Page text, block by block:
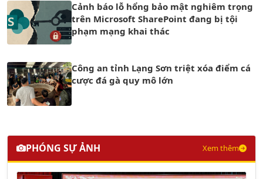
Cảnh báo lỗ hổng bảo mật nghiêm trọng
trên Microsoft SharePoint đang bị tội
phạm mạng khai thác
Công an tỉnh Lạng Sơn triệt xóa điểm cá
cược đá gà quy mô lớn
PHÓNG SỰ ẢNH Xem thêm